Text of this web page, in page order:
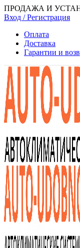
ПРОДАЖА И
Вход / Регистрация
Оплата
Доставка
Гарантии и